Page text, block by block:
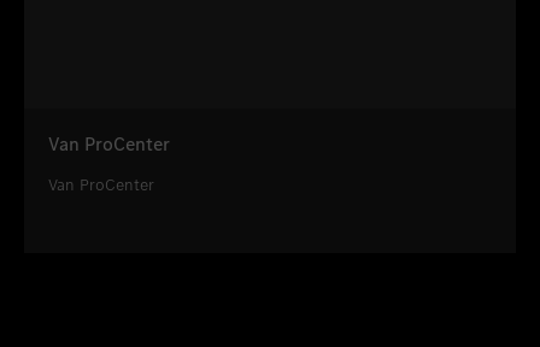
Van ProCenter
Van ProCenter